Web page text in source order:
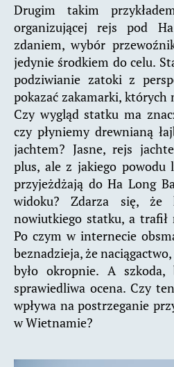
Drugim takim
organizującej rejs pod
zdaniem, wybór
jedynie środkiem do celu.
podziwianie zatoki z
pokazać zakamarki, których
Czy wygląd statku ma
czy płyniemy drewnianą
jachtem? Jasne, rejs
plus, ale z jakiego powodu
przyjeżdżają do Ha Long
widoku? Zdarza się, że
nowiutkiego statku, a
Po czym w internecie
beznadzieja, że
było okropnie. A
sprawiedliwa ocena. Czy
wpływa na postrzeganie
w Wietnamie?